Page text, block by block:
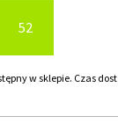
52
w sklepie. Czas